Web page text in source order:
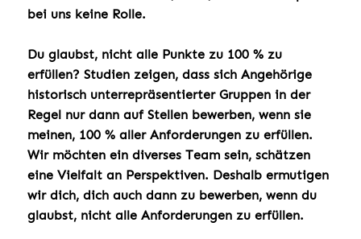
bei uns keine Rolle.
Du glaubst, nicht alle Punkte zu 100 % zu
erfüllen? Studien zeigen, dass sich Angehörige
historisch unterrepräsentierter Gruppen in der
Regel nur dann auf Stellen bewerben, wenn sie
meinen, 100 % aller Anforderungen zu erfüllen.
Wir möchten ein diverses Team sein, schätzen
eine Vielfalt an Perspektiven. Deshalb ermutigen
wir dich, dich auch dann zu bewerben, wenn du
glaubst, nicht alle Anforderungen zu erfüllen.